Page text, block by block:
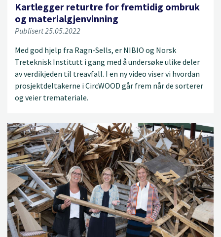
Kartlegger returtre for fremtidig ombruk
og materialgjenvinning
Publisert 25.05.2022
Med god hjelp fra Ragn-Sells, er NIBIO og Norsk
Treteknisk Institutt i gang med å undersøke ulike deler
av verdikjeden til treavfall. I en ny video viser vi hvordan
prosjektdeltakerne i CircWOOD går frem når de sorterer
og veier tremateriale.